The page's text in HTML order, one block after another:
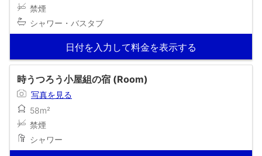
禁煙
シャワー・バスタブ
日付を入力して料金を表示する
時うつろう小屋組の宿 (Room)
写真を見る
58m²
禁煙
シャワー